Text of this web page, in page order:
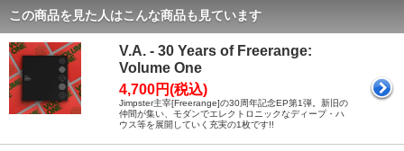
この商品を見た人はこんな商品も見ています
V.A. - 30 Years of Freerange:
Volume One
4,700円(税込)
Jimpster主宰[Freerange]の30周年記念EP第1弾。新旧の
仲間が集い、モダンでエレクトロニックなディープ・ハ
ウス等を展開していく充実の1枚です!!